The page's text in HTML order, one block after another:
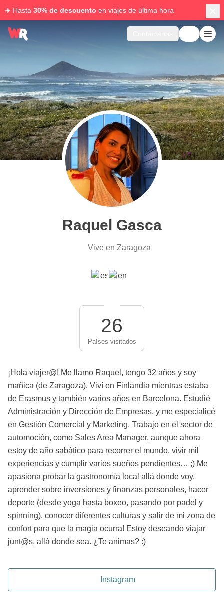
✈️ Hasta 30% de descuento en viajes de última hora
Raquel Gasca
Vive en Zaragoza
26
Países visitados
¡Hola viajer@! Me llamo Raquel, tengo 32 años y soy
mañica (de Zaragoza). Viví en Finlandia mientras estaba
de Erasmus y también varios años en Barcelona. Estudié
Administración y Dirección de Empresas, y me especialicé
en Gestión Comercial y Marketing. Trabajo en el sector de
automoción, como Sales Area Manager, aunque ahora
estoy de año sabático para recorrer el mundo, vivir mil
experiencias y cumplir varios sueños pendientes… ;) Me
apasiona probar la gastronomía local allá donde voy,
aprender sobre inversiones y finanzas personales, hacer
deporte (desde yoga hasta boxeo, pasando por padel y
spinning), conocer diferentes culturas y salir de mi zona de
confort para que la magia ocurra! Estoy deseando viajar
junt@s, allá donde sea. ¿Te animas? :)
Instagram